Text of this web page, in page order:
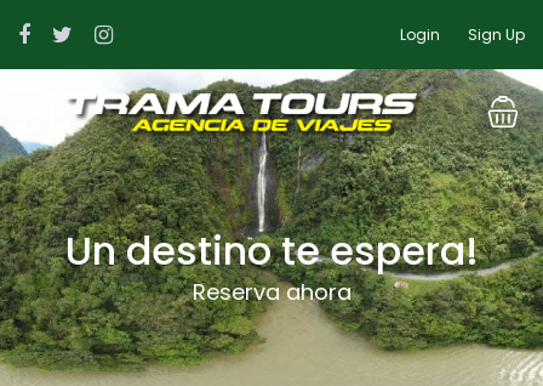
Login Sign Up
Un destino te espera!
Reserva ahora